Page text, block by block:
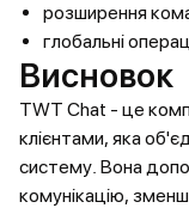
розширення
глобальні
Висновок
TWT Chat - це
клієнтами, яка
систему. Вона
комунікацію,